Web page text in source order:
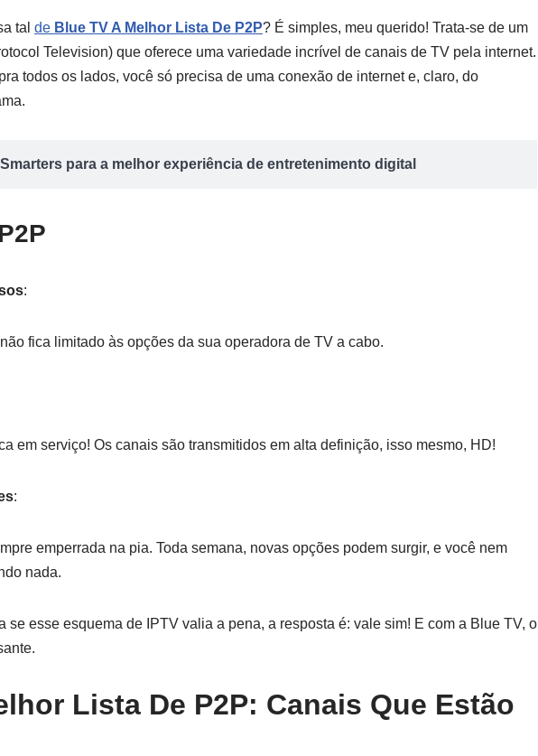
tal de Blue TV A Melhor Lista De P2P? É simples, meu querido! Trata-se de um
Television) que oferece uma variedade incrível de canais de TV pela internet.
todos os lados, você só precisa de uma conexão de internet e, claro, do
para a melhor experiência de entretenimento digital
:
fica limitado às opções da sua operadora de TV a cabo.
em serviço! Os canais são transmitidos em alta definição, isso mesmo, HD!
:
emperrada na pia. Toda semana, novas opções podem surgir, e você nem
nada.
se esse esquema de IPTV valia a pena, a resposta é: vale sim! E com a Blue TV, o
Lista De P2P: Canais Que Estão